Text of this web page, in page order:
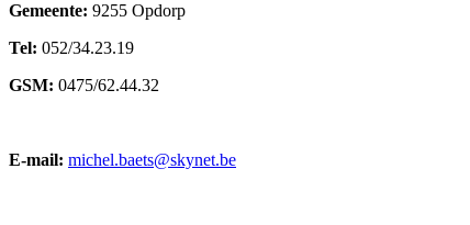
Gemeente: 9255 Opdorp
Tel: 052/34.23.19
GSM: 0475/62.44.32
E-mail: michel.baets@skynet.be